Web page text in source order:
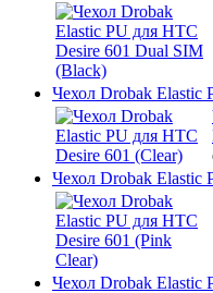
Чехол Drobak Elastic
Чехол Drobak Elastic
Чехол Drobak Elastic